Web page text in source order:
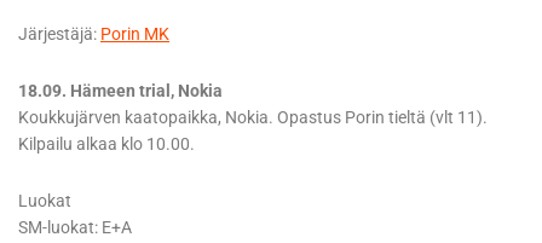
Järjestäjä: Porin MK
18.09. Hämeen trial, Nokia
Koukkujärven kaatopaikka, Nokia. Opastus Porin tieltä (vlt 11).
Kilpailu alkaa klo 10.00.
Luokat
SM-luokat: E+A